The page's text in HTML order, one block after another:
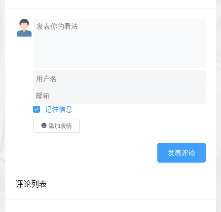
记住信息
添加表情
发表评论
评论列表